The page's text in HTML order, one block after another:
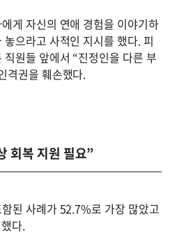
게 자신의 연애 경험을 이야기하
으라고 사적인 지시를 했다. 피
원들 앞에서 “진정인을 다른 부
격권을 훼손했다.
회복 지원 필요”
된 사례가 52.7%로 가장 많았고
다.